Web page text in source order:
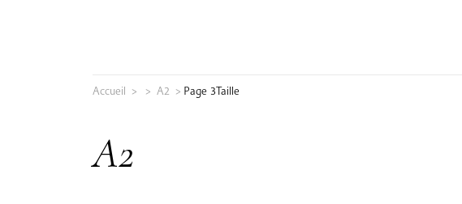
Accueil > Taille
> A2 > Page 3
A2